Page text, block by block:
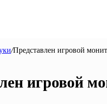
/Представлен игровой
игровой